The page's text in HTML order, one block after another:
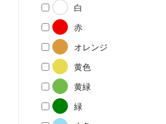
白
赤
オレンジ
黄色
黄緑
緑